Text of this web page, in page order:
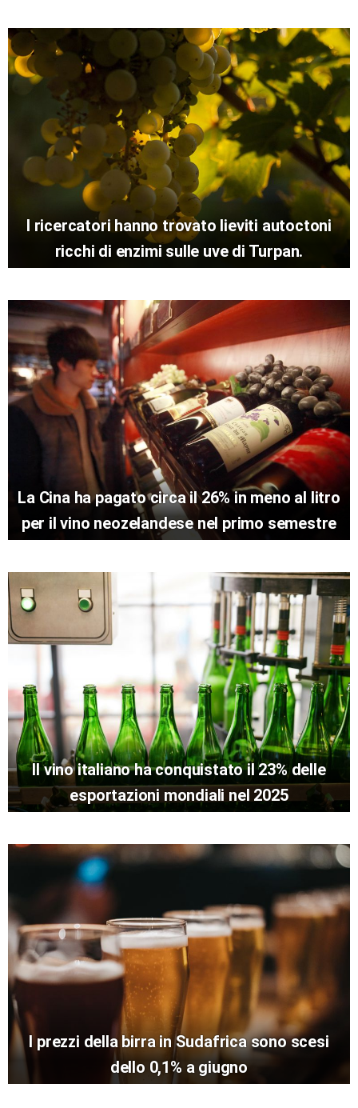
I ricercatori hanno trovato lieviti autoctoni
ricchi di enzimi sulle uve di Turpan.
La Cina ha pagato circa il 26% in meno al litro
per il vino neozelandese nel primo semestre
Il vino italiano ha conquistato il 23% delle
esportazioni mondiali nel 2025
I prezzi della birra in Sudafrica sono scesi
dello 0,1% a giugno